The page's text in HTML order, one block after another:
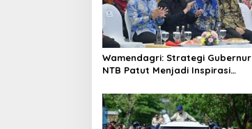
Wamendagri: Strategi Gubernur
NTB Patut Menjadi Inspirasi